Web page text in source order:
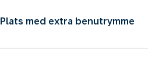
Plats med extra benutrymme